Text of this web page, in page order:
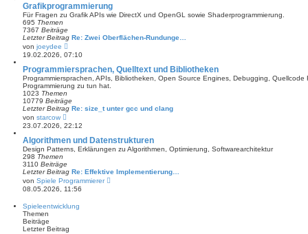
e
i
r
a
g
Grafikprogrammierung
Für Fragen zu Grafik APIs wie DirectX und OpenGL sowie Shaderprogrammierung.
695 Themen
7367 Beiträge
Letzter Beitrag Re: Zwei Oberflächen-Rundunge…
von joeydee
e
u
e
s
t
e
B
e
t
a
g
19.02.2026, 07:10
Programmiersprachen, Quelltext und Bibliotheken
Programmiersprachen, APIs, Bibliotheken, Open Source Engines, Debugging, Quellcode
Programmierung zu tun hat.
1023 Themen
10779 Beiträge
Letzter Beitrag Re: size_t unter gcc und clang
von starcow
e
u
e
s
t
r
B
e
i
r
23.07.2026, 22:12
Algorithmen und Datenstrukturen
Design Patterns, Erklärungen zu Algorithmen, Optimierung, Softwarearchitektur
298 Themen
3110 Beiträge
Letzter Beitrag Re: Effektive Implementierung…
von Spiele Programmierer
08.05.2026, 11:56
Spieleentwicklung
Themen
Beiträge
Letzter Beitrag